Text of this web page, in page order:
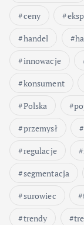
ceny
handel
innowacje
konsument
Polska
przemysł
regulacje
segmentacja
surowiec
trendy